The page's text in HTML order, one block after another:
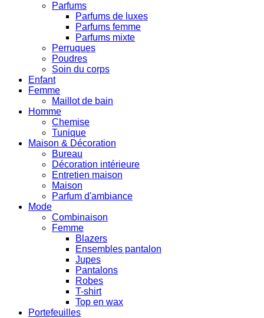
Parfums
Parfums de luxes
Parfums femme
Parfums mixte
Perruques
Poudres
Soin du corps
Enfant
Femme
Maillot de bain
Homme
Chemise
Tunique
Maison & Décoration
Bureau
Décoration intérieure
Entretien maison
Maison
Parfum d'ambiance
Mode
Combinaison
Femme
Blazers
Ensembles pantalon
Jupes
Pantalons
Robes
T-shirt
Top en wax
Portefeuilles